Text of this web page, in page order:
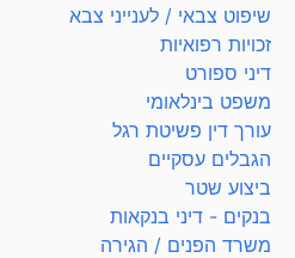
שיפוט צבאי / לענייני צבא
זכויות רפואיות
דיני ספורט
משפט בינלאומי
עורך דין פשיטת רגל
הגבלים עסקיים
ביצוע שטר
בנקים - דיני בנקאות
משרד הפנים / הגירה